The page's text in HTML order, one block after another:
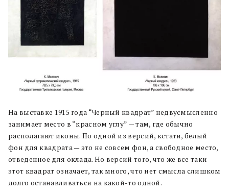
На выставке 1915 года “Черный квадрат” недвусмысленно
занимает место в “красном углу” — там, где обычно
располагают иконы. По одной из версий, кстати, белый
фон для квадрата — это не совсем фон, а свободное место,
отведенное для оклада. Но версий того, что же все таки
этот квадрат означает, так много, что нет смысла слишком
долго останавливаться на какой-то одной.